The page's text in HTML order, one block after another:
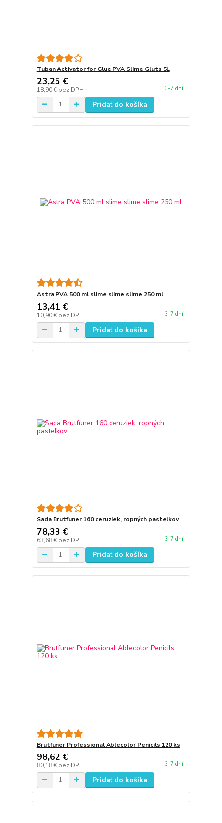
Tuban Activator for Glue PVA Slime Gluts 5L
23,25 €
18,90 € bez DPH 3-7 dní
Pridať do košíka
Astra PVA 500 ml slime slime slime 250 ml
13,41 €
10,90 € bez DPH 3-7 dní
Pridať do košíka
Sada Brutfuner 160 ceruziek, ropných pastelkov
78,33 €
63,68 € bez DPH 3-7 dní
Pridať do košíka
Brutfuner Professional Ablecolor Penicils 120 ks
98,62 €
80,18 € bez DPH 3-7 dní
Pridať do košíka